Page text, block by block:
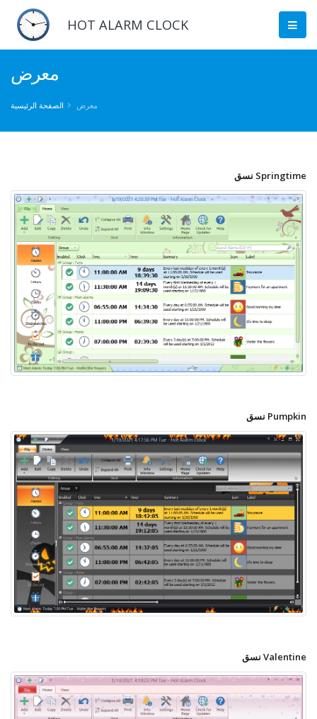
HOT ALARM CLOCK
معرض
الصفحة الرئيسية معرض
نسق Springtime
نسق Pumpkin
نسق Valentine